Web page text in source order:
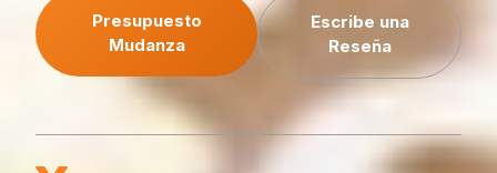
Presupuesto
Mudanza
Escribe una
Reseña